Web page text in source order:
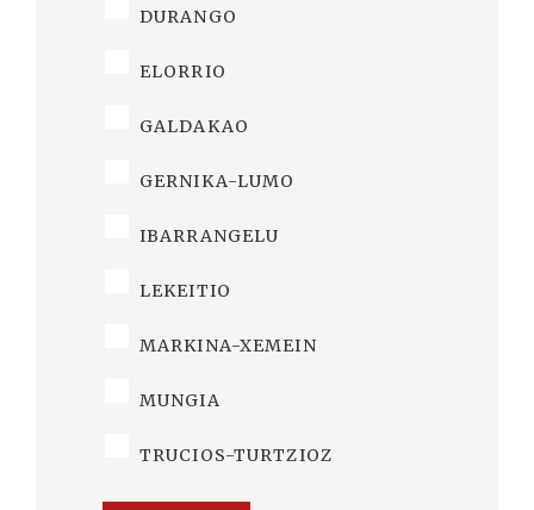
DURANGO
ELORRIO
GALDAKAO
GERNIKA-LUMO
IBARRANGELU
LEKEITIO
MARKINA-XEMEIN
MUNGIA
TRUCIOS-TURTZIOZ